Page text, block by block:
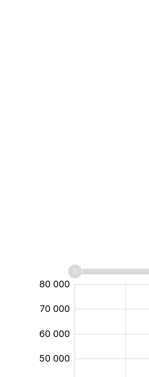
50 000
60 000
70 000
80 000